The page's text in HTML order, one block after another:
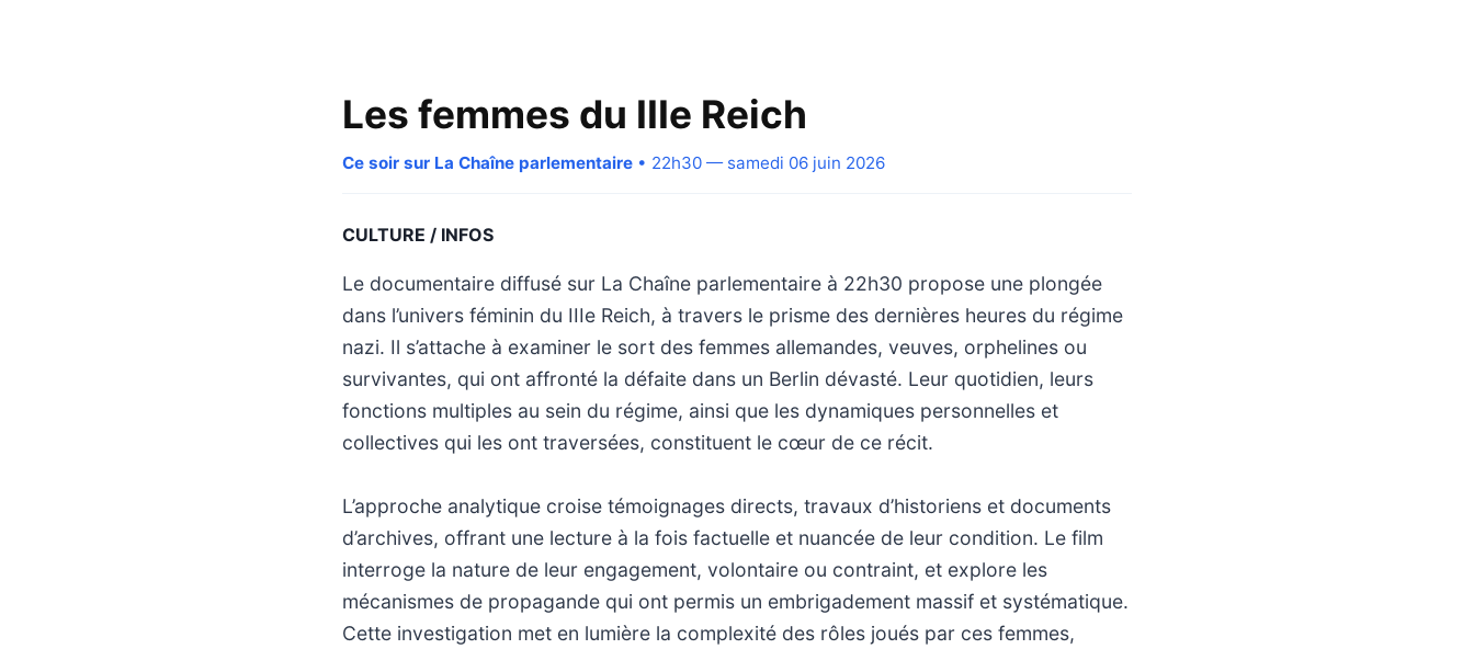
Les femmes du IIIe Reich
Ce soir sur La Chaîne parlementaire • 22h30 — samedi 06 juin 2026
CULTURE / INFOS
Le documentaire diffusé sur La Chaîne parlementaire à 22h30 propose une plongée
dans l’univers féminin du IIIe Reich, à travers le prisme des dernières heures du régime
nazi. Il s’attache à examiner le sort des femmes allemandes, veuves, orphelines ou
survivantes, qui ont affronté la défaite dans un Berlin dévasté. Leur quotidien, leurs
fonctions multiples au sein du régime, ainsi que les dynamiques personnelles et
collectives qui les ont traversées, constituent le cœur de ce récit.
L’approche analytique croise témoignages directs, travaux d’historiens et documents
d’archives, offrant une lecture à la fois factuelle et nuancée de leur condition. Le film
interroge la nature de leur engagement, volontaire ou contraint, et explore les
mécanismes de propagande qui ont permis un embrigadement massif et systématique.
Cette investigation met en lumière la complexité des rôles joués par ces femmes,